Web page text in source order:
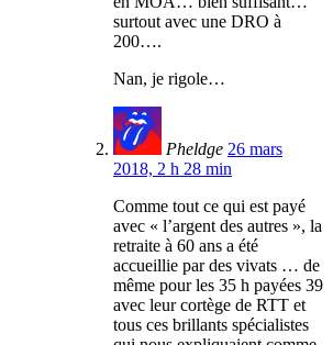
surtout avec une DRO à
200….
Nan, je rigole…
Pheldge 26 mars
2018, 2 h 28 min
Comme tout ce qui est payé
avec « l’argent des autres », la
retraite à 60 ans a été
accueillie par des vivats … de
même pour les 35 h payées 39
avec leur cortège de RTT et
tous ces brillants spécialistes